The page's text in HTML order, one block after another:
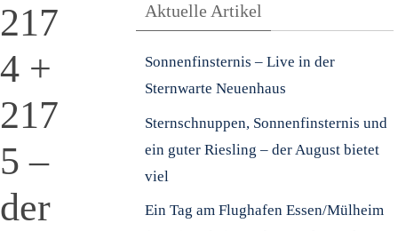
217
4 +
217
5 –
der
Aktuelle Artikel
Sonnenfinsternis – Live in der
Sternwarte Neuenhaus
Sternschnuppen, Sonnenfinsternis und
ein guter Riesling – der August bietet
viel
Ein Tag am Flughafen Essen/Mülheim